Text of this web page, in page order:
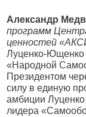
Александр
программ
ценностей
Луценко-Ющенко
«Народной
Президентом
силу в единую
амбиции
лидера